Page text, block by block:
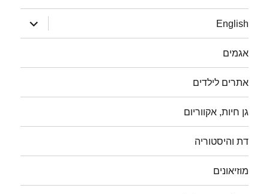
English
הצג
תפריט
אגמים
אתרים לילדים
גן חיות, אקווריום
דת והיסטוריה
מוזיאונים